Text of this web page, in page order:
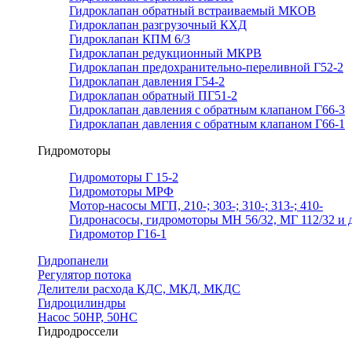
Гидроклапан обратный встраиваемый МКОВ
Гидроклапан разгрузочный КХД
Гидроклапан КПМ 6/3
Гидроклапан редукционный МКРВ
Гидроклапан предохранительно-переливной Г52-2
Гидроклапан давления Г54-2
Гидроклапан обратный ПГ51-2
Гидроклапан давления с обратным клапаном Г66-3
Гидроклапан давления с обратным клапаном Г66-1
Гидромоторы
Гидромоторы Г 15-2
Гидромоторы МРФ
Мотор-насосы МГП, 210-; 303-; 310-; 313-; 410-
Гидронасосы, гидромоторы МН 56/32, МГ 112/32 и
Гидромотор Г16-1
Гидропанели
Регулятор потока
Делители расхода КДС, МКД, МКДС
Гидроцилиндры
Насос 50НР, 50НС
Гидродроссели